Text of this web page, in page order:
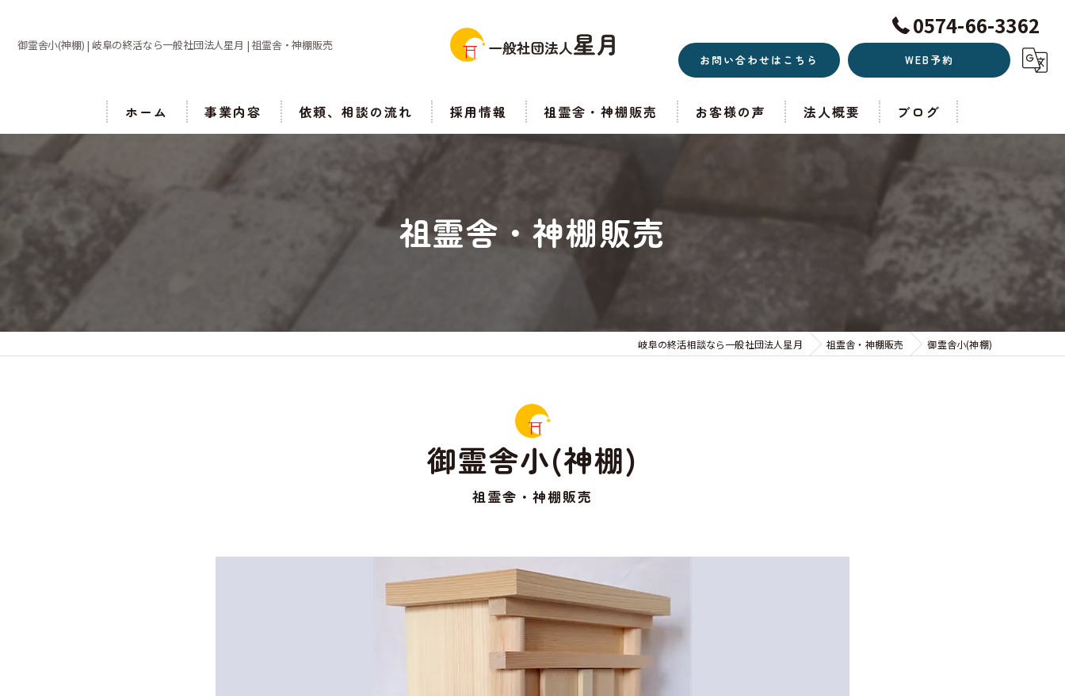
御霊舎小(神棚) | 岐阜の終活なら一般社団法人星月 | 祖霊舎・神棚販売
0574-66-3362
お問い合わせはこちら WEB予約
ホーム 事業内容 依頼、相談の流れ 採用情報 祖霊舎・神棚販売 お客様の声 法人概要 ブログ
祖霊舎・神棚販売
岐阜の終活相談なら一般社団法人星月 祖霊舎・神棚販売 御霊舎小(神棚)
祖霊舎・神棚販売
御霊舎小(神棚)